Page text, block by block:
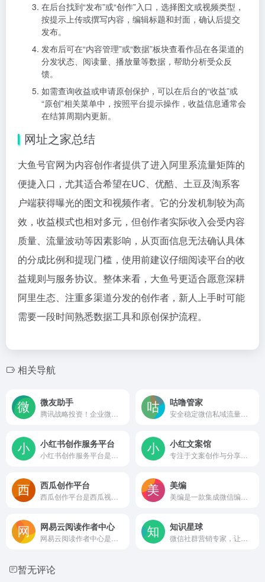
在后台找到“发布”或“创作”入口，选择图文或视频类型，
按提示上传或撰写内容，编辑标题和封面，确认后提交
发布。
发布后可在“内容管理”或“数据”板块查看作品在各渠道的
分发状态、阅读量、播放量等数据，帮助分析受众反
馈。
如需查询收益或申请原创保护，可以在后台的“收益”或
“原创”相关菜单中，按照平台提示操作，收益信息通常会
在结算周期内更新。
网址之家总结
大鱼号官网为内容创作者提供了进入阿里系流量矩阵的
便捷入口，尤其适合希望在UC、优酷、土豆及淘系客
户端获得曝光的图文和视频作者。它的分发机制较为高
效，收益模式也相对多元，但创作者实际收入会受内容
质量、流量波动等因素影响，从页面信息无法确认具体
的分成比例和提现门槛，使用前建议仔细阅读平台的收
益规则与服务协议。整体来看，大鱼号更适合愿意深耕
阿里生态、注重多渠道分发的创作者，新人上手时可能
需要一段时间熟悉数据工具和原创保护流程。
相关导航
微友助手 咕噜管家
小红书创作服务平台 小红文案馆
西瓜创作平台 美编
网易云阅读作者中心 知识星球
暂无评论